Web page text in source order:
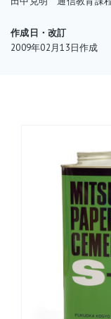
一度貼ったものを傷
します。接着物の角
ど、製品に記載され
う。また、揮発性・
めましょう。ペーパ
センターなどで購入
作成日・改訂
2009年02月13日作成